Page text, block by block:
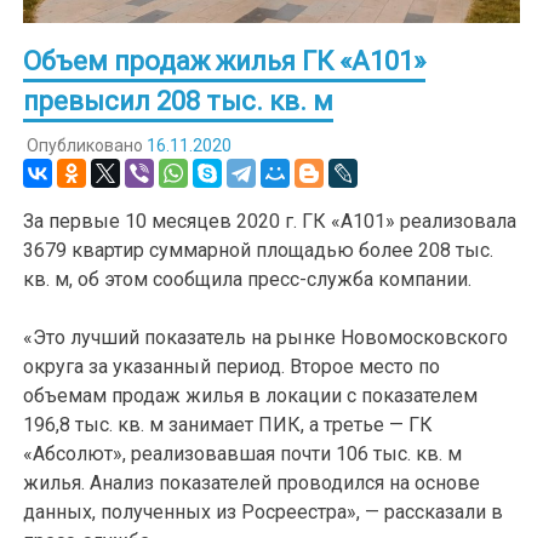
Объем продаж жилья ГК «А101»
превысил 208 тыс. кв. м
Опубликовано 16.11.2020
За первые 10 месяцев 2020 г. ГК «А101» реализовала
3679 квартир суммарной площадью более 208 тыс.
кв. м, об этом сообщила пресс-служба компании.
«Это лучший показатель на рынке Новомосковского
округа за указанный период. Второе место по
объемам продаж жилья в локации с показателем
196,8 тыс. кв. м занимает ПИК, а третье — ГК
«Абсолют», реализовавшая почти 106 тыс. кв. м
жилья. Анализ показателей проводился на основе
данных, полученных из Росреестра», — рассказали в